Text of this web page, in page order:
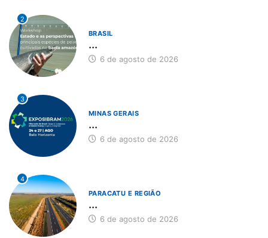
2
BRASIL
...
6 de agosto de 2026
3
MINAS GERAIS
...
6 de agosto de 2026
4
PARACATU E REGIÃO
...
6 de agosto de 2026